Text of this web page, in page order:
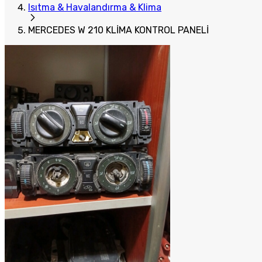
Isıtma & Havalandırma & Klima
MERCEDES W 210 KLİMA KONTROL PANELİ